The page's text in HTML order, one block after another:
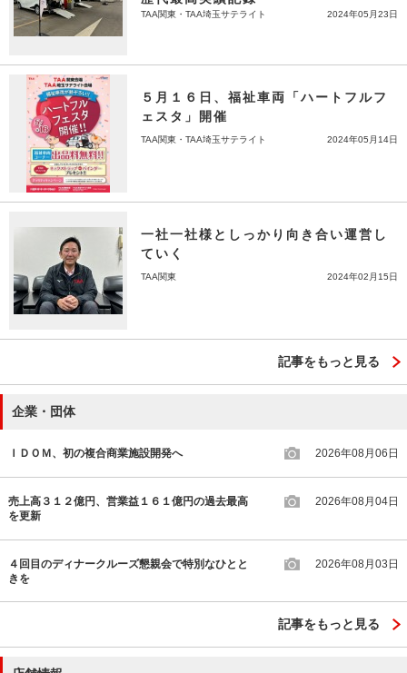
TAA関東・TAA埼玉サテライト 2024年05月23日
５月１６日、福祉車両「ハートフルフ
ェスタ」開催
TAA関東・TAA埼玉サテライト 2024年05月14日
一社一社様としっかり向き合い運営し
ていく
TAA関東 2024年02月15日
記事をもっと見る
企業・団体
ＩＤＯＭ、初の複合商業施設開発へ 2026年08月06日
売上高３１２億円、営業益１６１億円の過去最高
を更新
2026年08月04日
４回目のディナークルーズ懇親会で特別なひとと
きを
2026年08月03日
記事をもっと見る